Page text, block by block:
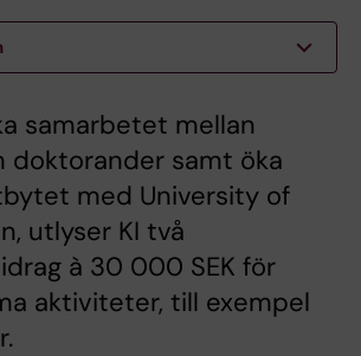
samarbetet mellan
doktorander samt öka
med University of
utlyser KI två
à 30 000 SEK för
aktiviteter, till exempel